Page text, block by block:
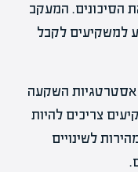
הסיכונים. המעקב
למשקיעים לקבל
אסטרטגיות השקעה
צריכים להיות
לשינויים